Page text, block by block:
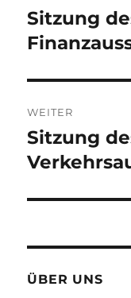
Vorheriger
Beitrag:
Sitzung
WEITER
Nächster
Beitrag:
Sitzung
ÜBER UNS